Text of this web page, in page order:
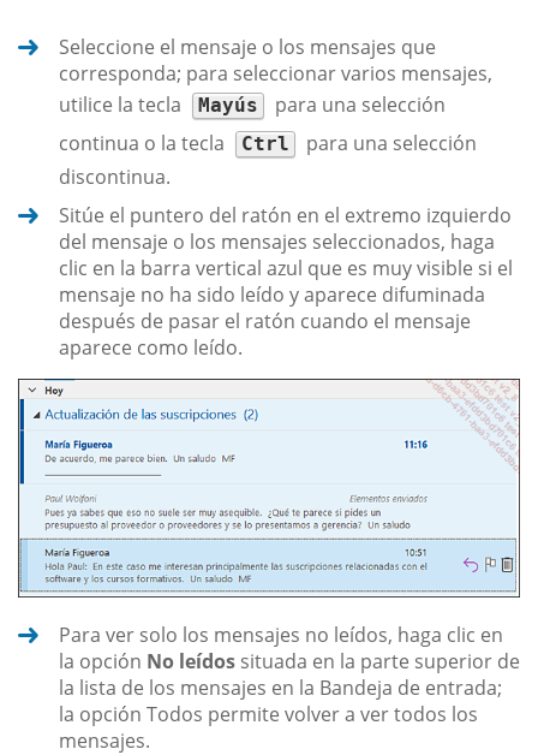
Seleccione el mensaje o los mensajes que
corresponda; para seleccionar varios mensajes,
utilice la tecla
Mayús
para una selección
continua o la tecla
Ctrl
para una selección
discontinua.
Sitúe el puntero del ratón en el extremo izquierdo
del mensaje o los mensajes seleccionados, haga
clic en la barra vertical azul que es muy visible si el
mensaje no ha sido leído y aparece difuminada
después de pasar el ratón cuando el mensaje
aparece como leído.
Para ver solo los mensajes no leídos, haga clic en
la opción No leídos situada en la parte superior de
la lista de los mensajes en la Bandeja de entrada;
la opción Todos permite volver a ver todos los
mensajes.